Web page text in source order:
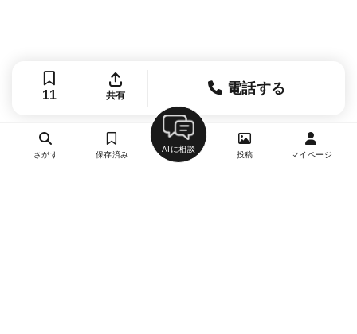
11 共有 電話する
さがす 保存済み
AIに相談
投稿 マイページ